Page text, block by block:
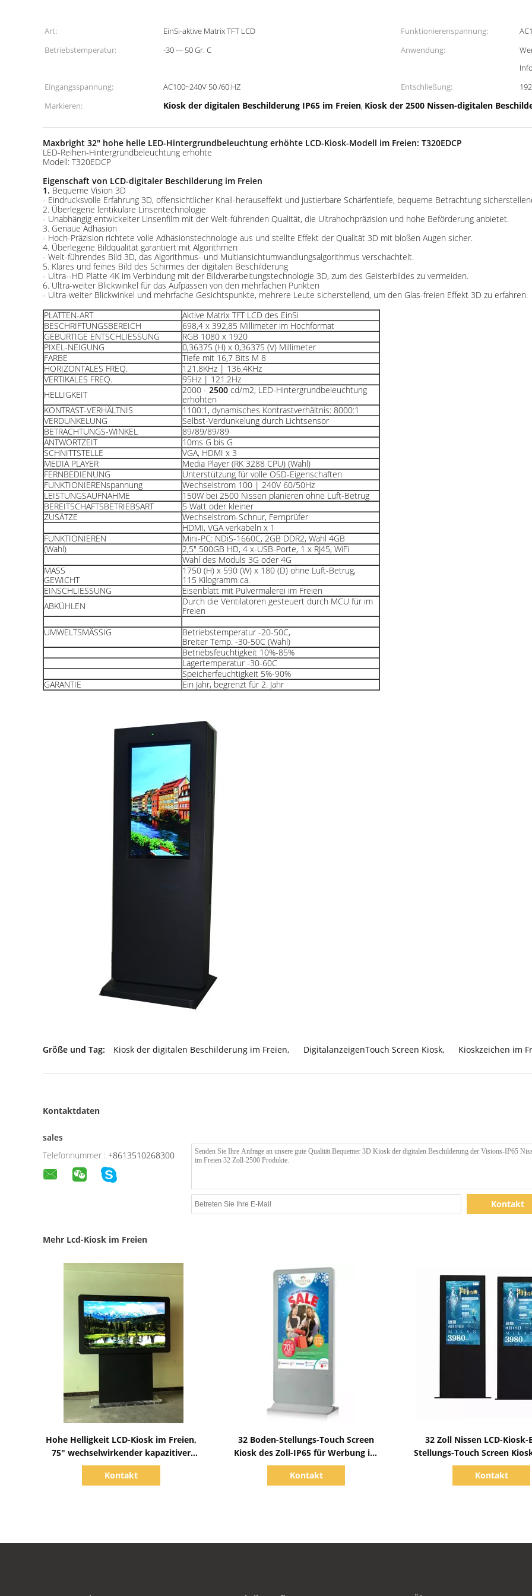
Art: EinSi-aktive Matrix TFT LCD Funktionierenspannung:
Betriebstemperatur:
-30 --- 50 Gr. C Anwendung:
Eingangsspannung:
AC100~240V 50 /60 HZ Entschließung:
Markieren:
Kiosk der digitalen Beschilderung IP65 im Freien, Kiosk der 2500 Nissen-digitalen
Maxbright 32" hohe helle LED-Hintergrundbeleuchtung erhöhte LCD-Kiosk-Modell im Freien: T320EDCP
LED-Reihen-Hintergrundbeleuchtung erhöhte
Modell: T320EDCP
Eigenschaft von LCD-digitaler Beschilderung im Freien
1. Bequeme Vision 3D
- Eindrucksvolle Erfahrung 3D, offensichtlicher Knall-herauseffekt und justierbare Schärfentiefe, bequeme Betrachtung
2. Überlegene lentikulare Linsentechnologie
- Unabhängig entwickelter Linsenfilm mit der Welt-führenden Qualität, die Ultrahochpräzision und hohe Beförderung anbietet.
3. Genaue Adhäsion
- Hoch-Präzision richtete volle Adhäsionstechnologie aus und stellte Effekt der Qualität 3D mit bloßen Augen sicher.
4. Überlegene Bildqualität garantiert mit Algorithmen
- Welt-führendes Bild 3D, das Algorithmus- und Multiansichtumwandlungsalgorithmus verschachtelt.
5. Klares und feines Bild des Schirmes der digitalen Beschilderung
- Ultra--HD Platte 4K im Verbindung mit der Bildverarbeitungstechnologie 3D, zum des Geisterbildes zu vermeiden.
6. Ultra-weiter Blickwinkel für das Aufpassen von den mehrfachen Punkten
- Ultra-weiter Blickwinkel und mehrfache Gesichtspunkte, mehrere Leute sicherstellend, um den Glas-freien Effekt 3D zu erfahren.
PLATTEN-ART
Aktive Matrix TFT LCD des EinSi
BESCHRIFTUNGSBEREICH
698,4 x 392,85 Millimeter im Hochformat
GEBÜRTIGE ENTSCHLIESSUNG
RGB 1080 x 1920
PIXEL-NEIGUNG
0,36375 (H) x 0,36375 (V) Millimeter
FARBE
Tiefe mit 16,7 Bits M 8
HORIZONTALES FREQ.
121.8KHz | 136.4KHz
VERTIKALES FREQ.
95Hz | 121.2Hz
HELLIGKEIT
2000 - 2500 cd/m2, LED-Hintergrundbeleuchtung
erhöhten
KONTRAST-VERHÄLTNIS
1100:1, dynamisches Kontrastverhältnis: 8000:1
VERDUNKELUNG
Selbst-Verdunkelung durch Lichtsensor
BETRACHTUNGS-WINKEL
89/89/89/89
ANTWORTZEIT
10ms G bis G
SCHNITTSTELLE
VGA, HDMI x 3
MEDIA PLAYER
Media Player (RK 3288 CPU) (Wahl)
FERNBEDIENUNG
Unterstützung für volle OSD-Eigenschaften
FUNKTIONIERENspannung
Wechselstrom 100 | 240V 60/50Hz
LEISTUNGSAUFNAHME
150W bei 2500 Nissen planieren ohne Luft-Betrug
BEREITSCHAFTSBETRIEBSART
5 Watt oder kleiner
ZUSÄTZE
Wechselstrom-Schnur, Fernprüfer
HDMI, VGA verkabeln x 1
FUNKTIONIEREN
Mini-PC: NDiS-1660C, 2GB DDR2, Wahl 4GB
(Wahl)
2,5" 500GB HD, 4 x-USB-Porte, 1 x RJ45, WiFi
Wahl des Moduls 3G oder 4G
MASS
GEWICHT
1750 (H) x 590 (W) x 180 (D) ohne Luft-Betrug,
115 Kilogramm ca.
EINSCHLIESSUNG
Eisenblatt mit Pulvermalerei im Freien
ABKÜHLEN
Durch die Ventilatoren gesteuert durch MCU für im
Freien
UMWELTSMÄSSIG
Betriebstemperatur -20-50C,
Breiter Temp. -30-50C (Wahl)
Betriebsfeuchtigkeit 10%-85%
Lagertemperatur -30-60C
Speicherfeuchtigkeit 5%-90%
GARANTIE
Ein Jahr, begrenzt für 2. Jahr
Größe und Tag: Kiosk der digitalen Beschilderung im Freien, DigitalanzeigenTouch Screen Kiosk, Kioskzeichen im
Kontaktdaten
sales
Telefonnummer : +8613510268300
Kontakt
Mehr Lcd-Kiosk im Freien
Hohe Helligkeit LCD-Kiosk im Freien,
75" wechselwirkender kapazitiver
Touch Screen
Kontakt
32 Boden-Stellungs-Touch Screen
Kiosk des Zoll-IP65 für Werbung im
Freien
Kontakt
32 Zoll Nissen LCD-Kiosk-
Stellungs-Touch Screen
Freien
Kontakt